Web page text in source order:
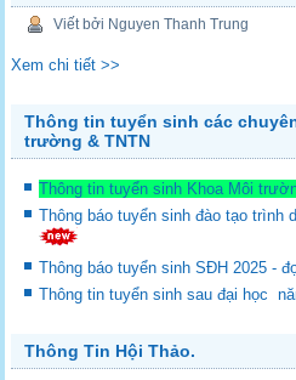
Viết bởi Nguyen Thanh Trung
Xem chi tiết >>
Thông tin tuyển sinh các
trường & TNTN
Thông tin tuyển sinh Khoa Môi
Thông báo tuyển sinh đào tạo trình
Thông báo tuyển sinh SĐH 2025 -
Thông tin tuyển sinh sau đại học
Thông Tin Hội Thảo.